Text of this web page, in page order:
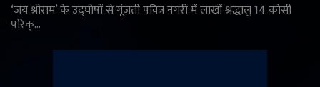
‘जय श्रीराम’ के उद्घोषों से गूंजती पवित्र नगरी में लाखों श्रद्धालु 14 कोसी
परिक्...